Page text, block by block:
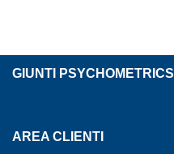
GIUNTI PSYCHOMETRICS
AREA CLIENTI